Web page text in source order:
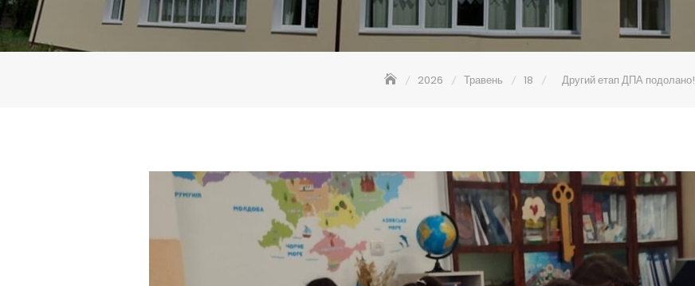
2026 Травень 18 Другий етап ДПА подолано!